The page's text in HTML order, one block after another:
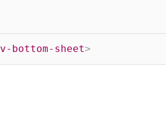
v-bottom-sheet>